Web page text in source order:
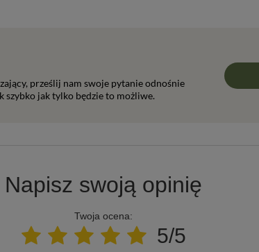
prześlij nam swoje pytanie odnośnie
jak tylko będzie to możliwe.
Napisz swoją opinię
Twoja ocena:
5/5